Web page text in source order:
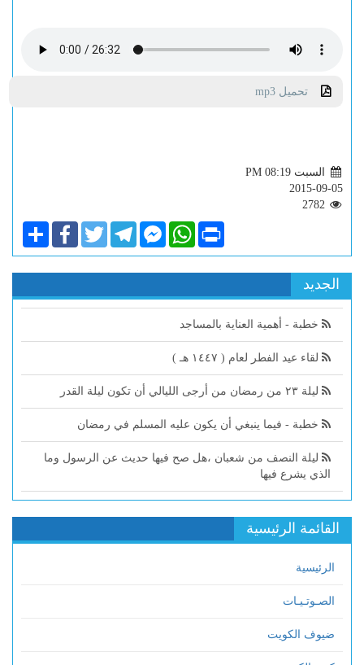
تحميل mp3
السبت PM 08:19
2015-09-05
ShareFacebookTwitterTelegramFacebook
Messenger
WhatsApp Print
الجديد
خطبة - أهمية العناية بالمساجد
لقاء عيد الفطر لعام ( ١٤٤٧ هـ )
ليلة ٢٣ من رمضان من أرجى الليالي أن تكون ليلة القدر
خطبة - فيما ينبغي أن يكون عليه المسلم في رمضان
ليلة النصف من شعبان ،هل صح فيها حديث عن الرسول وما
الذي يشرع فيها
القائمة الرئيسية
الرئيسية
الصـوتـيـات
ضيوف الكويت